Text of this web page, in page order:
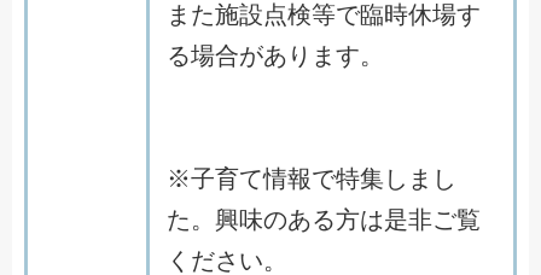
また施設点検等で臨時休場す
る場合があります。
※子育て情報で特集しまし
た。興味のある方は是非ご覧
ください。